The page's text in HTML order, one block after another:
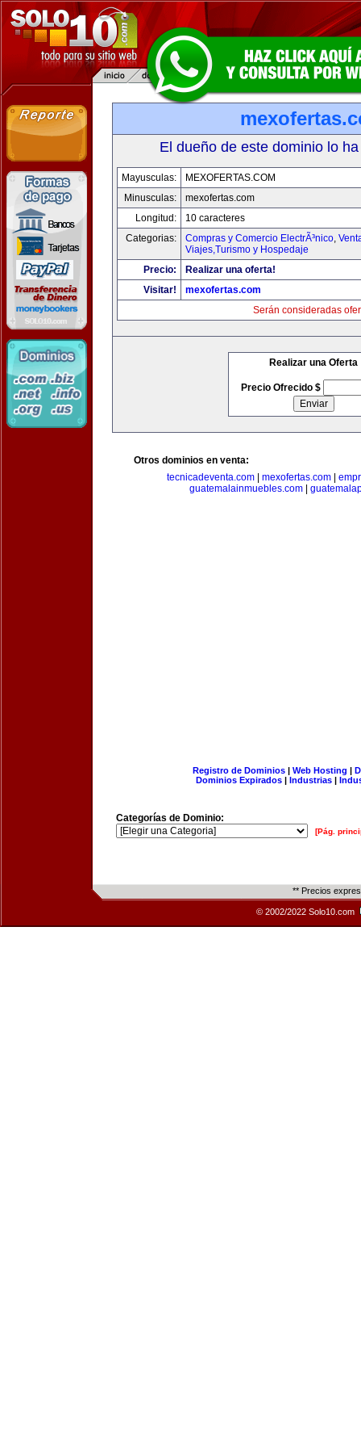
El dueño de este dominio lo
Mayusculas:
MEXOFERTAS.COM
Minusculas:
mexofertas.com
Longitud:
10 caracteres
Categorias:
Compras y Comercio ElectrÃ³nico,
Viajes,Turismo y Hospedaje
Precio:
Realizar una oferta!
Visitar!
mexofertas.com
Serán consideradas
Realizar una Oferta
Precio Ofrecido $
Otros dominios en venta:
tecnicadeventa.com
mexofertas.com
guatemalainmuebles.com|
Registro de Dominios| Web Hosting |
Dominios Expirados | Industrias |
Categorías de Dominio:
[Pág.
** Precios
© 2002/2022 Solo10.com